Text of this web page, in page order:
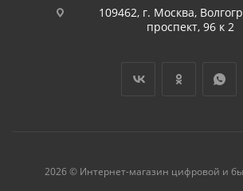
109462, г. Москва,
проспект, 96 к 2
2026 © Интернет-магазин цифровой и